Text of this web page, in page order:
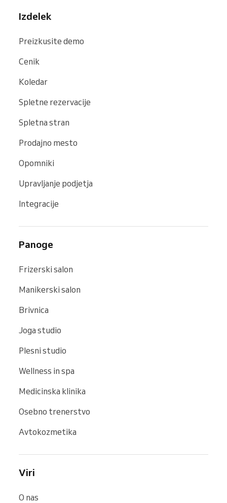
Izdelek
Preizkusite demo
Cenik
Koledar
Spletne rezervacije
Spletna stran
Prodajno mesto
Opomniki
Upravljanje podjetja
Integracije
Panoge
Frizerski salon
Manikerski salon
Brivnica
Joga studio
Plesni studio
Wellness in spa
Medicinska klinika
Osebno trenerstvo
Avtokozmetika
Viri
O nas